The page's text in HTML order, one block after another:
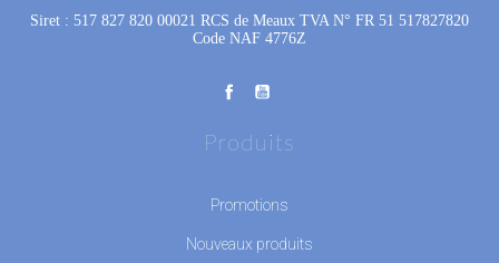
Siret : 517 827 820 00021 RCS de Meaux TVA N° FR 51 517827820
Code NAF 4776Z
Produits
Promotions
Nouveaux produits